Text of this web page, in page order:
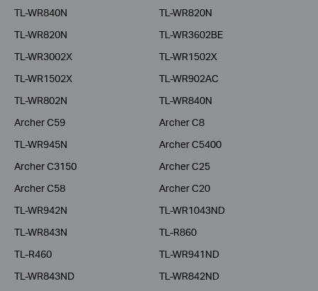
TL-WR840N
TL-WR820N
TL-WR820N
TL-WR3602BE
TL-WR3002X
TL-WR1502X
TL-WR1502X
TL-WR902AC
TL-WR802N
TL-WR840N
Archer C59
Archer C8
TL-WR945N
Archer C5400
Archer C3150
Archer C25
Archer C58
Archer C20
TL-WR942N
TL-WR1043ND
TL-WR843N
TL-R860
TL-R460
TL-WR941ND
TL-WR843ND
TL-WR842ND